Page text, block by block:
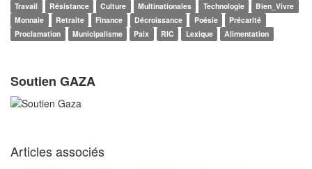
Travail
Résistance Culture Multinationales Technologie
Bien_Vivre
Monnaie
Retraite Finance Décroissance Poésie
Précarité
Proclamation
Municipalisme Paix RIC Lexique Alimentation
Soutien GAZA
Articles associés